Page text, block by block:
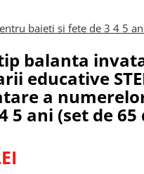
baieti si fete de 3 4 5
balanta
educative
a
5 ani (set de 65